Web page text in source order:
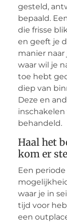
gesteld,
bepaald.
die frisse
en geeft je
manier naar
waar wil je
toe hebt
diep van
Deze en
behandeld.
Haal het
kom er
Een
waar je in
tijd voor
een